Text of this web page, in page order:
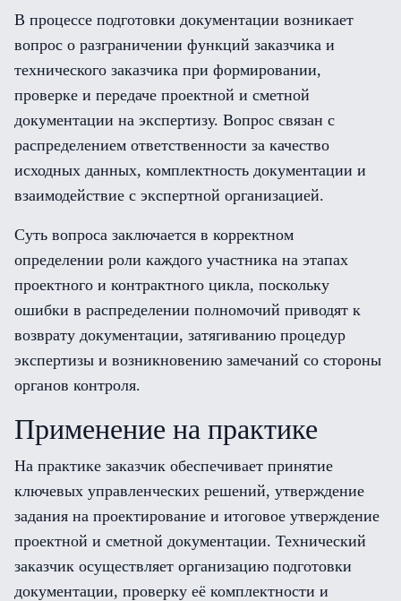
В процессе подготовки документации возникает
вопрос о разграничении функций заказчика и
технического заказчика при формировании,
проверке и передаче проектной и сметной
документации на экспертизу. Вопрос связан с
распределением ответственности за качество
исходных данных, комплектность документации и
взаимодействие с экспертной организацией.
Суть вопроса заключается в корректном
определении роли каждого участника на этапах
проектного и контрактного цикла, поскольку
ошибки в распределении полномочий приводят к
возврату документации, затягиванию процедур
экспертизы и возникновению замечаний со стороны
органов контроля.
Применение на практике
На практике заказчик обеспечивает принятие
ключевых управленческих решений, утверждение
задания на проектирование и итоговое утверждение
проектной и сметной документации. Технический
заказчик осуществляет организацию подготовки
документации, проверку её комплектности и